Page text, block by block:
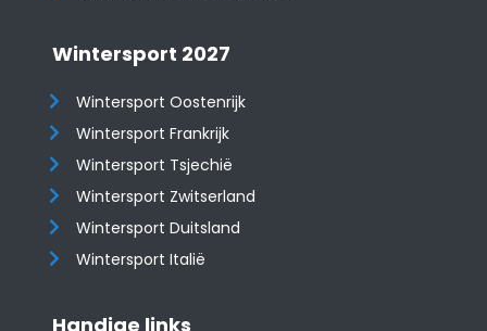
Wintersport 2027
Wintersport Oostenrijk
Wintersport Frankrijk
Wintersport Tsjechië
Wintersport Zwitserland
Wintersport Duitsland
Wintersport Italië
Handige links